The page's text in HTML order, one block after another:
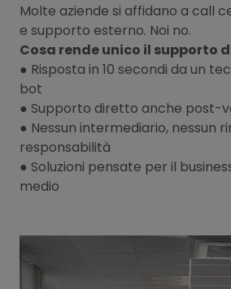
Molte aziende si affidano a call
e supporto esterno. Noi no.
Cosa rende unico il supporto
● Risposta in 10 secondi da un
bot
● Supporto diretto anche post-
● Nessun intermediario, nessun
responsabilità
● Soluzioni pensate per il
medio